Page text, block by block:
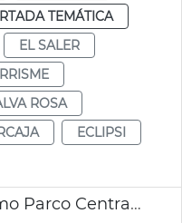
TEMÁTICA
EL SALER
ROSA
ECLIPSI
Restauración rocódromo Parco Central València